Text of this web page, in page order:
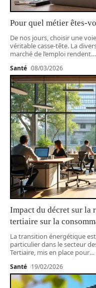
Pour quel métier êtes-
De nos jours, choisir une
véritable casse-tête. La
marché de l’emploi rendent…
Santé 08/03/2026
Impact du décret sur la
tertiaire sur la
La transition énergétique
particulier dans le secteur
Tertiaire, mis en place pour…
Santé 19/02/2026